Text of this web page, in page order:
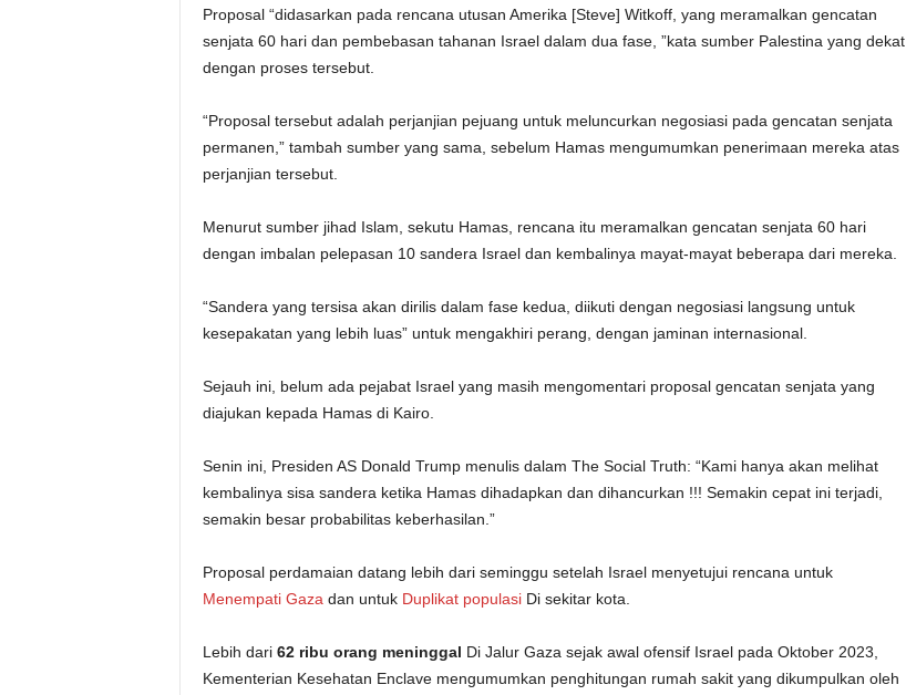
Proposal “didasarkan pada rencana utusan Amerika [Steve] Witkoff, yang meramalkan gencatan
senjata 60 hari dan pembebasan tahanan Israel dalam dua fase, ”kata sumber Palestina yang dekat
dengan proses tersebut.
“Proposal tersebut adalah perjanjian pejuang untuk meluncurkan negosiasi pada gencatan senjata
permanen,” tambah sumber yang sama, sebelum Hamas mengumumkan penerimaan mereka atas
perjanjian tersebut.
Menurut sumber jihad Islam, sekutu Hamas, rencana itu meramalkan gencatan senjata 60 hari
dengan imbalan pelepasan 10 sandera Israel dan kembalinya mayat-mayat beberapa dari mereka.
“Sandera yang tersisa akan dirilis dalam fase kedua, diikuti dengan negosiasi langsung untuk
kesepakatan yang lebih luas” untuk mengakhiri perang, dengan jaminan internasional.
Sejauh ini, belum ada pejabat Israel yang masih mengomentari proposal gencatan senjata yang
diajukan kepada Hamas di Kairo.
Senin ini, Presiden AS Donald Trump menulis dalam The Social Truth: “Kami hanya akan melihat
kembalinya sisa sandera ketika Hamas dihadapkan dan dihancurkan !!! Semakin cepat ini terjadi,
semakin besar probabilitas keberhasilan.”
Proposal perdamaian datang lebih dari seminggu setelah Israel menyetujui rencana untuk
Menempati Gaza dan untuk Duplikat populasiDi sekitar kota.
Lebih dari 62 ribu orang meninggal Di Jalur Gaza sejak awal ofensif Israel pada Oktober 2023,
Kementerian Kesehatan Enclave mengumumkan penghitungan rumah sakit yang dikumpulkan oleh